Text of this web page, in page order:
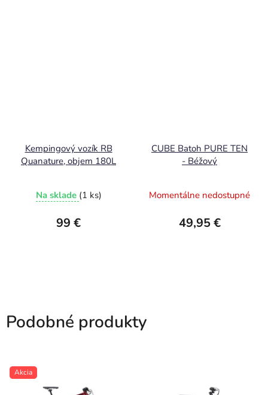
Kempingový vozík RB
Quanature, objem 180L
Na sklade (1 ks)
99 €
CUBE Batoh PURE TEN
- Béžový
Momentálne nedostupné
49,95 €
Podobné produkty
Akcia